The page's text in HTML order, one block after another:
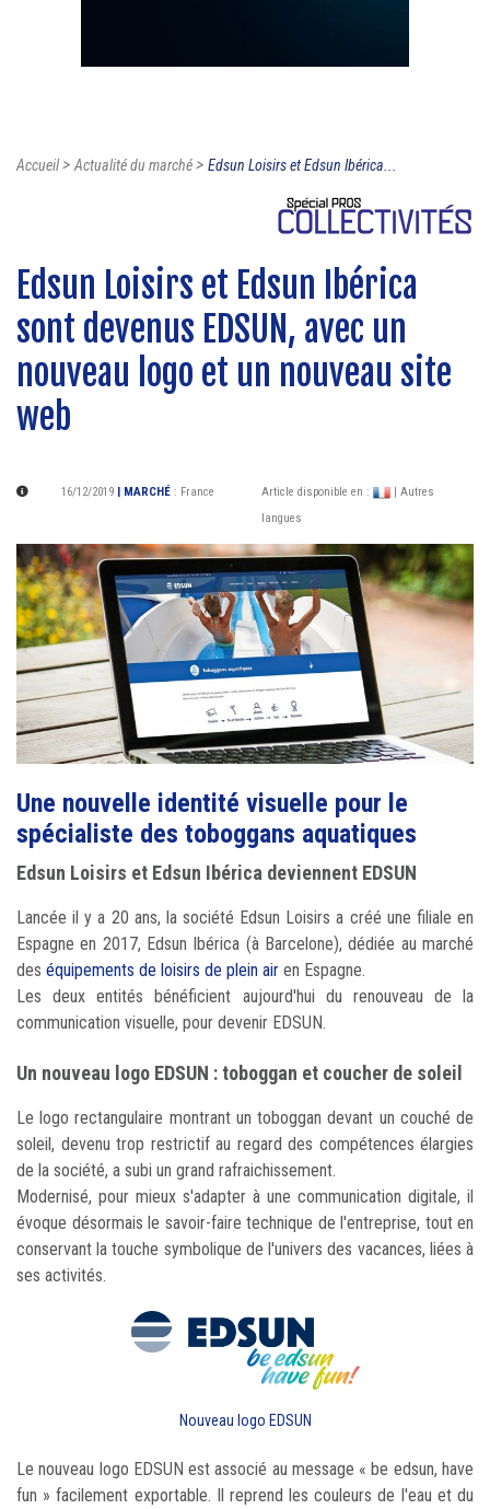
Accueil>Actualité du marché> Edsun Loisirs et Edsun Ibérica...
Edsun Loisirs et Edsun Ibérica
sont devenus EDSUN, avec un
nouveau logo et un nouveau site
web
16/12/2019 | MARCHÉ : France Article disponible en :
| Autres
langues
Une nouvelle identité visuelle pour le
spécialiste des toboggans aquatiques
Edsun Loisirs et Edsun Ibérica deviennent EDSUN
Lancée il y a 20 ans, la société Edsun Loisirs a créé une filiale en
Espagne en 2017, Edsun Ibérica (à Barcelone), dédiée au marché
des équipements de loisirs de plein air en Espagne.
Les deux entités bénéficient aujourd'hui du renouveau de la
communication visuelle, pour devenir EDSUN.
Un nouveau logo EDSUN : toboggan et coucher de soleil
Le logo rectangulaire montrant un toboggan devant un couché de
soleil, devenu trop restrictif au regard des compétences élargies
de la société, a subi un grand rafraichissement.
Modernisé, pour mieux s'adapter à une communication digitale, il
évoque désormais le savoir-faire technique de l'entreprise, tout en
conservant la touche symbolique de l'univers des vacances, liées à
ses activités.
Nouveau logo EDSUN
Le nouveau logo EDSUN est associé au message « be edsun, have
fun » facilement exportable. Il reprend les couleurs de l'eau et du